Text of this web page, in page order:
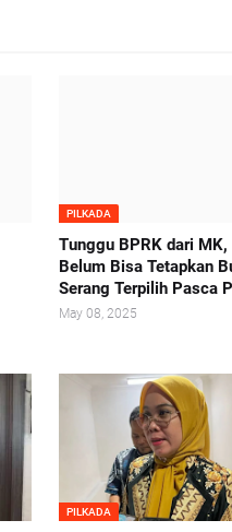
PILKADA
Tunggu BPRK dari MK,
Belum Bisa Tetapkan
Serang Terpilih Pasca
May 08, 2025
PILKADA